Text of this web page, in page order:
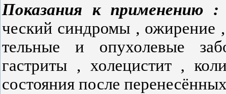
Показания кприменению
ческий синдромы , ожирение
тельные и опухолевые
гастриты , холецистит ,
состояния после